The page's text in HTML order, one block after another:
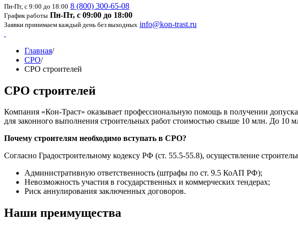
Пн-Пт, с 9:00 до 18:00 8 (800) 300-65-08
График работы Пн-Пт, с 09:00 до 18:00
Заявки принимаем каждый день без выходных info@kon-trast.ru
Главная/
СРО/
СРО строителей
СРО строителей
Компания «Кон-Траст» оказывает профессиональную помощь в получении
для законного выполнения строительных работ стоимостью свыше 10 млн. До 10
Почему строителям необходимо вступать в СРО?
Согласно Градостроительному кодексу РФ (ст. 55.5-55.8), осуществление
Административную ответственность (штрафы по ст. 9.5 КоАП РФ);
Невозможность участия в государственных и коммерческих тендерах;
Риск аннулирования заключенных договоров.
Наши преимущества